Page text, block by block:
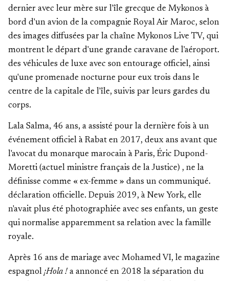
dernier avec leur mère sur l'île grecque de Mykonos à
bord d'un avion de la compagnie Royal Air Maroc, selon
des images diffusées par la chaîne Mykonos Live TV, qui
montrent le départ d'une grande caravane de l'aéroport.
des véhicules de luxe avec son entourage officiel, ainsi
qu'une promenade nocturne pour eux trois dans le
centre de la capitale de l'île, suivis par leurs gardes du
corps.
Lala Salma, 46 ans, a assisté pour la dernière fois à un
événement officiel à Rabat en 2017, deux ans avant que
l'avocat du monarque marocain à Paris, Éric Dupond-
Moretti (actuel ministre français de la Justice) , ne la
définisse comme « ex-femme » dans un communiqué.
déclaration officielle. Depuis 2019, à New York, elle
n'avait plus été photographiée avec ses enfants, un geste
qui normalise apparemment sa relation avec la famille
royale.
Après 16 ans de mariage avec Mohamed VI, le magazine
espagnol ¡Hola ! a annoncé en 2018 la séparation du